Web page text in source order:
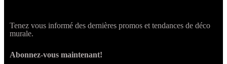
Tenez vous informé des dernières promos et tendances de déco
murale.
Abonnez-vous maintenant!